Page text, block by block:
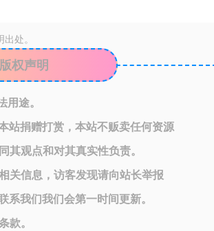
出处。
版权声明
途。
站捐赠打赏，本站不贩卖任何资源
观点和对其真实性负责。
关信息，访客发现请向站长举报
我们我们会第一时间更新。
款。